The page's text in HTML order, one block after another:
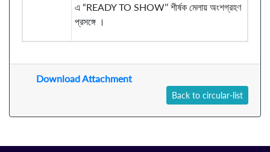
এ “READY TO SHOW’’ শীর্ষক মেলায় অংশগ্রহণ
প্রসঙ্গে ।
Download Attachment
Back to circular-list